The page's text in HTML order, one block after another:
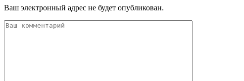
Ваш электронный адрес не будет опубликован.